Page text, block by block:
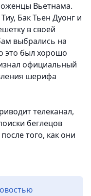
Вьетнама.
Бак Тьен Дуонг и
в своей
выбрались на
это был хорошо
официальный
шерифа
телеканал,
беглецов
того, как они